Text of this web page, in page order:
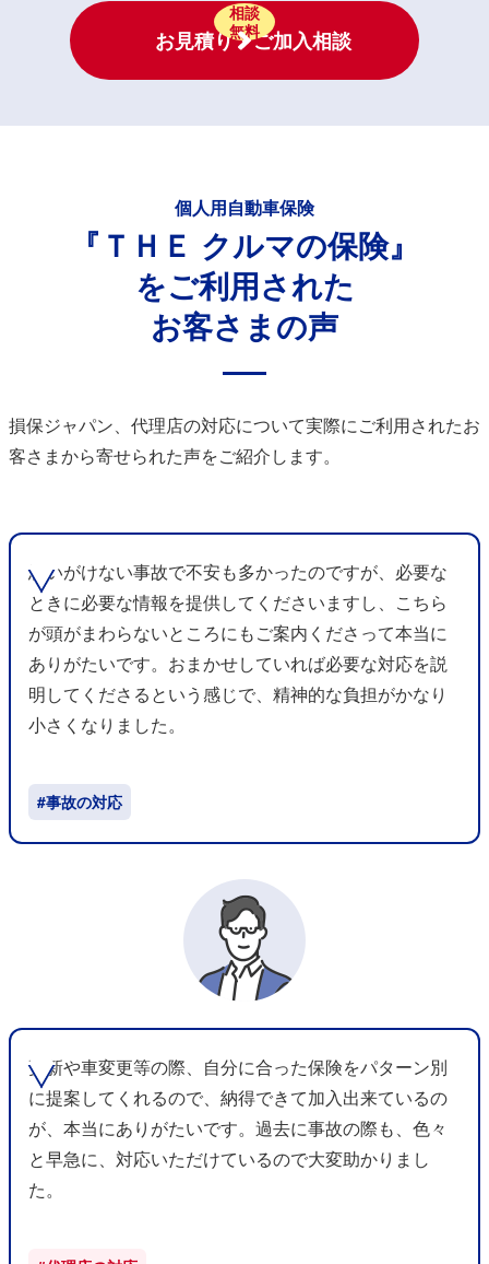
相談
無料
お見積り・ご加入相談
個人用自動車保険
『ＴＨＥ クルマの保険』
をご利用された
お客さまの声
損保ジャパン、代理店の対応について実際にご利用されたお
客さまから寄せられた声をご紹介します。
思いがけない事故で不安も多かったのですが、必要な
ときに必要な情報を提供してくださいますし、こちら
が頭がまわらないところにもご案内くださって本当に
ありがたいです。おまかせしていれば必要な対応を説
明してくださるという感じで、精神的な負担がかなり
小さくなりました。
#事故の対応
更新や車変更等の際、自分に合った保険をパターン別
に提案してくれるので、納得できて加入出来ているの
が、本当にありがたいです。過去に事故の際も、色々
と早急に、対応いただけているので大変助かりまし
た。